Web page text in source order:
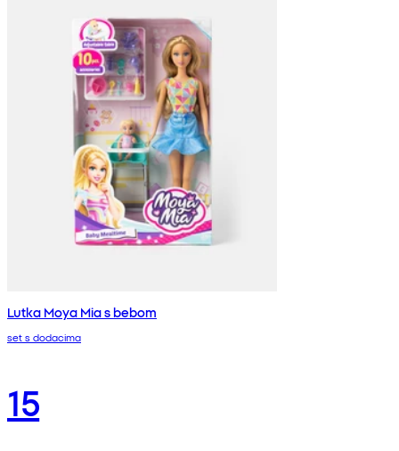
Lutka Moya Mia s bebom
set s dodacima
15